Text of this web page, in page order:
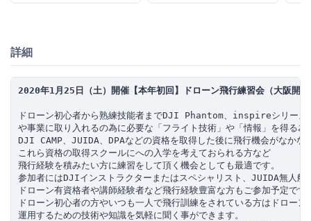
詳細
2020年1月25日（土）開催【本年初回】ドローン飛行練習会（大阪開催
ドローン初心者から熟練技能者までDJI Phantom、inspireシリーズ
や事業に取り入れるの為に必要な「フライト技術」や「情報」を得る為
DJI CAMP、JUIDA、DPAなどの資格を取得した後に飛行機会がなかな
これら資格の取得スクールにへの入学を考えておられる方など
飛行経験を積みたい方に練習をして頂く機会としても最適です。
参加者にはDJIインストラクターまたはスペシャリスト、JUIDA無人航
ドローン有資格者や講師経験者など飛行経験豊富な方もご参加予定です
ドローン初心者の方やいつも一人で飛行訓練をされている方はドローン
運用するための技術や知識を気軽に聞く事ができます。